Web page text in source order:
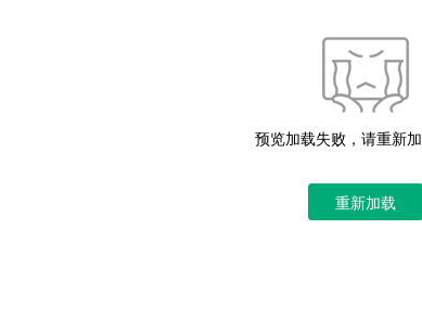
预览加载失败，请重新
重新加载